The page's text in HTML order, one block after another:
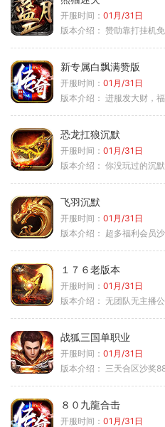
开服时间： 01月/31日
版本介绍： 赞助靠打挂机
新专属白飘满赞版
开服时间： 01月/31日
版本介绍： 进服发大财，福利
恐龙扛狼沉默
开服时间： 01月/31日
版本介绍： 你没玩过的沉
飞羽沉默
开服时间： 01月/31日
版本介绍： 超多福利会员
１７６老版本
开服时间： 01月/31日
版本介绍： 无团队无主播
战狐三国单职业
开服时间： 01月/31日
版本介绍： 三天合区沙奖
８０九龍合击
开服时间： 01月/31日